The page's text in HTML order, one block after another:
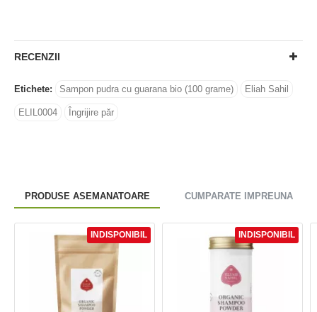
RECENZII
Etichete: Sampon pudra cu guarana bio (100 grame) Eliah Sahil
ELIL0004 Îngrijire păr
PRODUSE ASEMANATOARE CUMPARATE IMPREUNA
INDISPONIBIL INDISPONIBIL